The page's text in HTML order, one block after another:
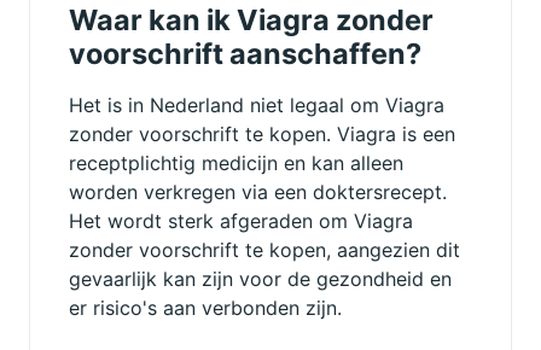
Waar kan ik Viagra zonder
voorschrift aanschaffen?
Het is in Nederland niet legaal om Viagra
zonder voorschrift te kopen. Viagra is een
receptplichtig medicijn en kan alleen
worden verkregen via een doktersrecept.
Het wordt sterk afgeraden om Viagra
zonder voorschrift te kopen, aangezien dit
gevaarlijk kan zijn voor de gezondheid en
er risico's aan verbonden zijn.